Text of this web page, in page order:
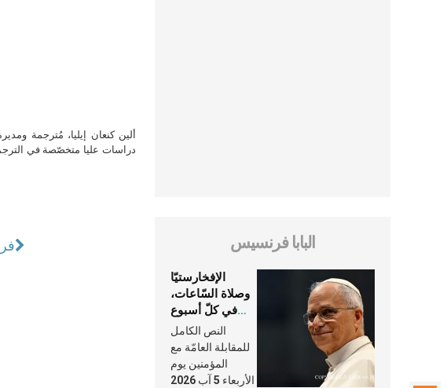
ألين كنعان إيليا، مُترجمة
دراسات عليا متخصّصة في الترجمة
البابا فرنسيس
الإفخارستيّا
وصلاة السّاعات،
في كلّ أسبوع
وكلّ يوم، هما
النَّفَس في حياة
الكنيسة
النص الكامل
للمقابلة العامّة مع
المؤمنين يوم
الأربعاء 5 آب 2026